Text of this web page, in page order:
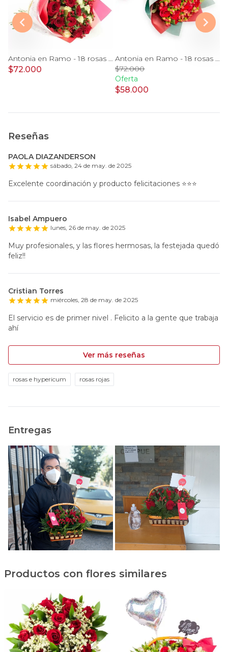
Antonia en Ramo - 18 rosas mix blanco y rojo con hypericum
$72.000
Antonia en Ramo - 18 rosas ecuatorianas rojo e hypericum
$72.000
Oferta
$58.000
Reseñas
PAOLA DIAZANDERSON
sábado, 24 de may. de 2025
Excelente coordinación y producto felicitaciones ⭐️⭐️⭐️
Isabel Ampuero
lunes, 26 de may. de 2025
Muy profesionales, y las flores hermosas, la festejada quedó
feliz!!
Cristian Torres
miércoles, 28 de may. de 2025
El servicio es de primer nivel . Felicito a la gente que trabaja
ahí
Ver más reseñas
rosas e hypericum rosas rojas
Entregas
Productos con flores similares